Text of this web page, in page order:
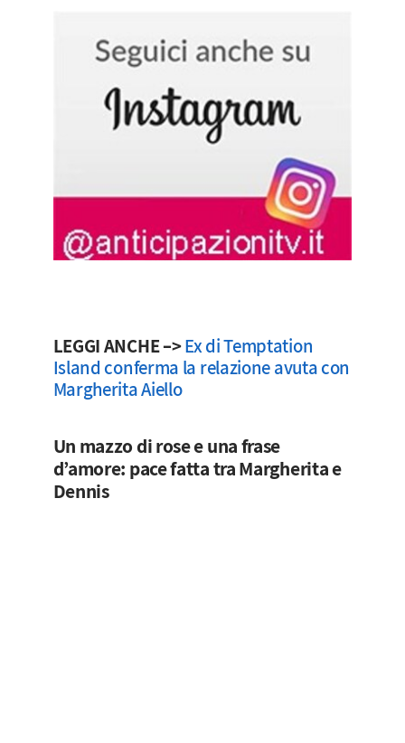
LEGGI ANCHE –>Ex di Temptation
Island conferma la relazione avuta con
Margherita Aiello
Un mazzo di rose e una frase
d’amore: pace fatta tra Margherita e
Dennis